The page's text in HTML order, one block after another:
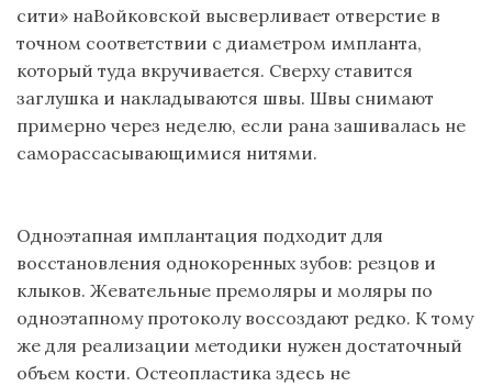
сити» наВойковской высверливает отверстие в
точном соответствии с диаметром импланта,
который туда вкручивается. Сверху ставится
заглушка и накладываются швы. Швы снимают
примерно через неделю, если рана зашивалась не
саморассасывающимися нитями.
Одноэтапная имплантация подходит для
восстановления однокоренных зубов: резцов и
клыков. Жевательные премоляры и моляры по
одноэтапному протоколу воссоздают редко. К тому
же для реализации методики нужен достаточный
объем кости. Остеопластика здесь не